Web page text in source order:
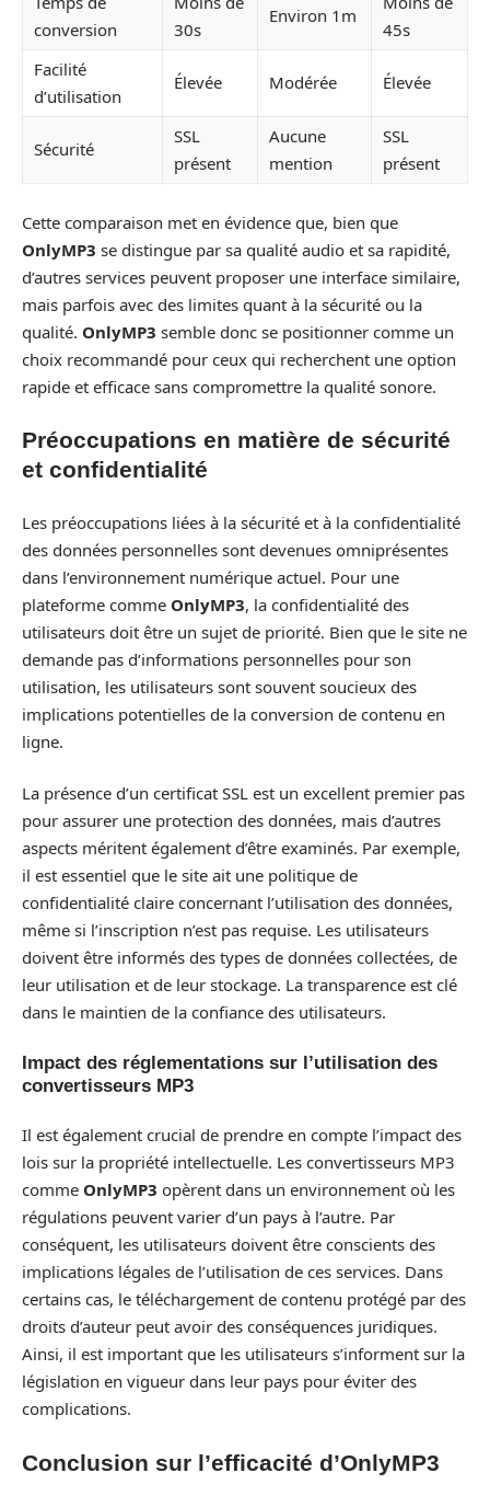
conversion
30s
Environ 1m
45s
Facilité
d’utilisation
Élevée Modérée Élevée
Sécurité
SSL
présent
Aucune
mention
SSL
présent
Cette comparaison met en évidence que, bien que
OnlyMP3 se distingue par sa qualité audio et sa rapidité,
d’autres services peuvent proposer une interface similaire,
mais parfois avec des limites quant à la sécurité ou la
qualité. OnlyMP3 semble donc se positionner comme un
choix recommandé pour ceux qui recherchent une option
rapide et efficace sans compromettre la qualité sonore.
Préoccupations en matière de sécurité
et confidentialité
Les préoccupations liées à la sécurité et à la confidentialité
des données personnelles sont devenues omniprésentes
dans l’environnement numérique actuel. Pour une
plateforme comme OnlyMP3, la confidentialité des
utilisateurs doit être un sujet de priorité. Bien que le site ne
demande pas d’informations personnelles pour son
utilisation, les utilisateurs sont souvent soucieux des
implications potentielles de la conversion de contenu en
ligne.
La présence d’un certificat SSL est un excellent premier pas
pour assurer une protection des données, mais d’autres
aspects méritent également d’être examinés. Par exemple,
il est essentiel que le site ait une politique de
confidentialité claire concernant l’utilisation des données,
même si l’inscription n’est pas requise. Les utilisateurs
doivent être informés des types de données collectées, de
leur utilisation et de leur stockage. La transparence est clé
dans le maintien de la confiance des utilisateurs.
Impact des réglementations sur l’utilisation des
convertisseurs MP3
Il est également crucial de prendre en compte l’impact des
lois sur la propriété intellectuelle. Les convertisseurs MP3
comme OnlyMP3 opèrent dans un environnement où les
régulations peuvent varier d’un pays à l’autre. Par
conséquent, les utilisateurs doivent être conscients des
implications légales de l’utilisation de ces services. Dans
certains cas, le téléchargement de contenu protégé par des
droits d’auteur peut avoir des conséquences juridiques.
Ainsi, il est important que les utilisateurs s’informent sur la
législation en vigueur dans leur pays pour éviter des
complications.
Conclusion sur l’efficacité d’OnlyMP3